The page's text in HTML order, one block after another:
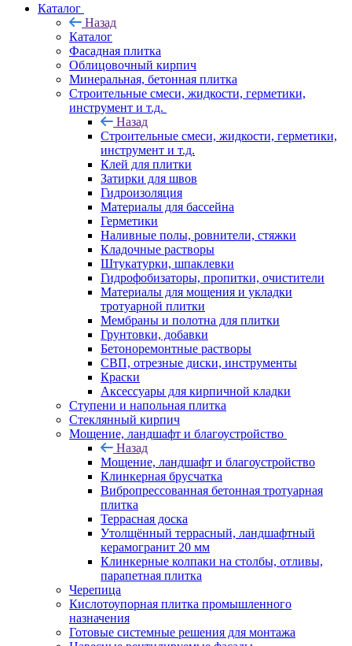
Каталог
Назад
Каталог
Фасадная плитка
Облицовочный кирпич
Минеральная, бетонная плитка
Строительные смеси, жидкости, герметики,
инструмент и т.д.
Назад
Строительные смеси, жидкости, герметики,
инструмент и т.д.
Клей для плитки
Затирки для швов
Гидроизоляция
Материалы для бассейна
Герметики
Наливные полы, ровнители, стяжки
Кладочные растворы
Штукатурки, шпаклевки
Гидрофобизаторы, пропитки, очистители
Материалы для мощения и укладки
тротуарной плитки
Мембраны и полотна для плитки
Грунтовки, добавки
Бетоноремонтные растворы
СВП, отрезные диски, инструменты
Краски
Аксессуары для кирпичной кладки
Ступени и напольная плитка
Cтеклянный кирпич
Мощение, ландшафт и благоустройство
Назад
Мощение, ландшафт и благоустройство
Клинкерная брусчатка
Вибропрессованная бетонная тротуарная
плитка
Террасная доска
Утолщённый террасный, ландшафтный
керамогранит 20 мм
Клинкерные колпаки на столбы, отливы,
парапетная плитка
Черепица
Кислотоупорная плитка промышленного
назначения
Готовые системные решения для монтажа